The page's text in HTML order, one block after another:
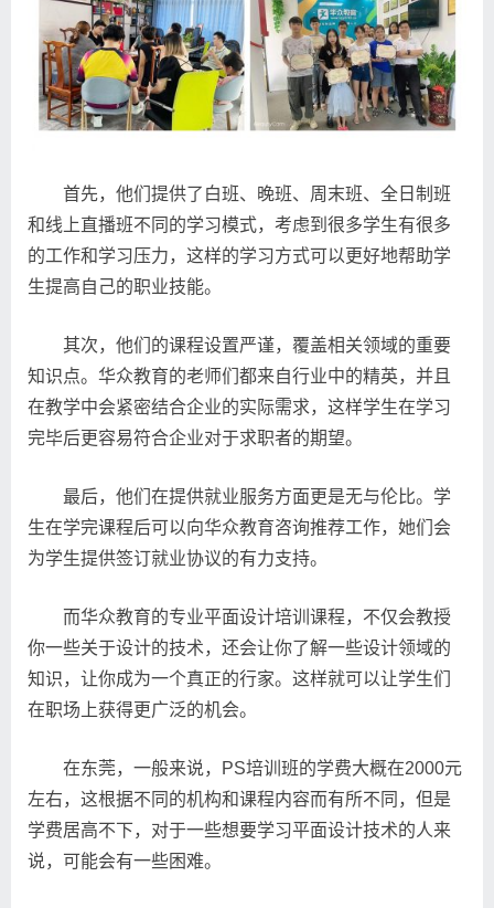
首先，他们提供了白班、晚班、周末班、全日制班
和线上直播班不同的学习模式，考虑到很多学生有很多
的工作和学习压力，这样的学习方式可以更好地帮助学
生提高自己的职业技能。
其次，他们的课程设置严谨，覆盖相关领域的重要
知识点。华众教育的老师们都来自行业中的精英，并且
在教学中会紧密结合企业的实际需求，这样学生在学习
完毕后更容易符合企业对于求职者的期望。
最后，他们在提供就业服务方面更是无与伦比。学
生在学完课程后可以向华众教育咨询推荐工作，她们会
为学生提供签订就业协议的有力支持。
而华众教育的专业平面设计培训课程，不仅会教授
你一些关于设计的技术，还会让你了解一些设计领域的
知识，让你成为一个真正的行家。这样就可以让学生们
在职场上获得更广泛的机会。
在东莞，一般来说，PS培训班的学费大概在2000元
左右，这根据不同的机构和课程内容而有所不同，但是
学费居高不下，对于一些想要学习平面设计技术的人来
说，可能会有一些困难。